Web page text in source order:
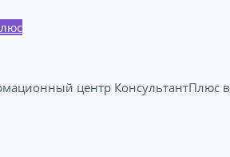
центр КонсультантПлюс в